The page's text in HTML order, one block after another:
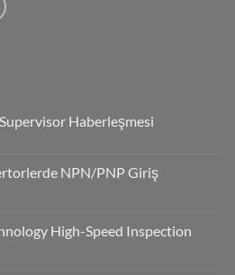
Haberleşmesi
NPN/PNP Giriş
High-Speed Inspection